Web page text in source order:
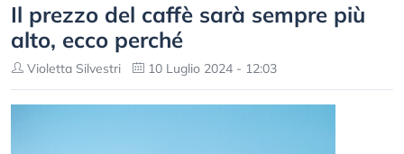
Il prezzo del caffè sarà sempre più
alto, ecco perché
Violetta Silvestri 10 Luglio 2024 - 12:03